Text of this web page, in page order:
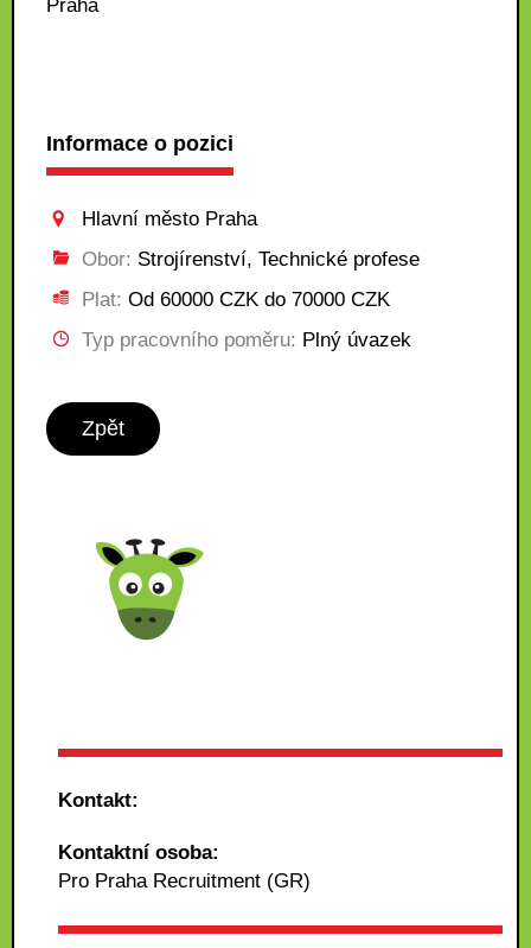
Praha
Informace o pozici
Hlavní město Praha
Obor: Strojírenství, Technické profese
Plat: Od 60000 CZK do 70000 CZK
Typ pracovního poměru: Plný úvazek
Zpět
Kontakt:
Kontaktní osoba:
Pro Praha Recruitment (GR)